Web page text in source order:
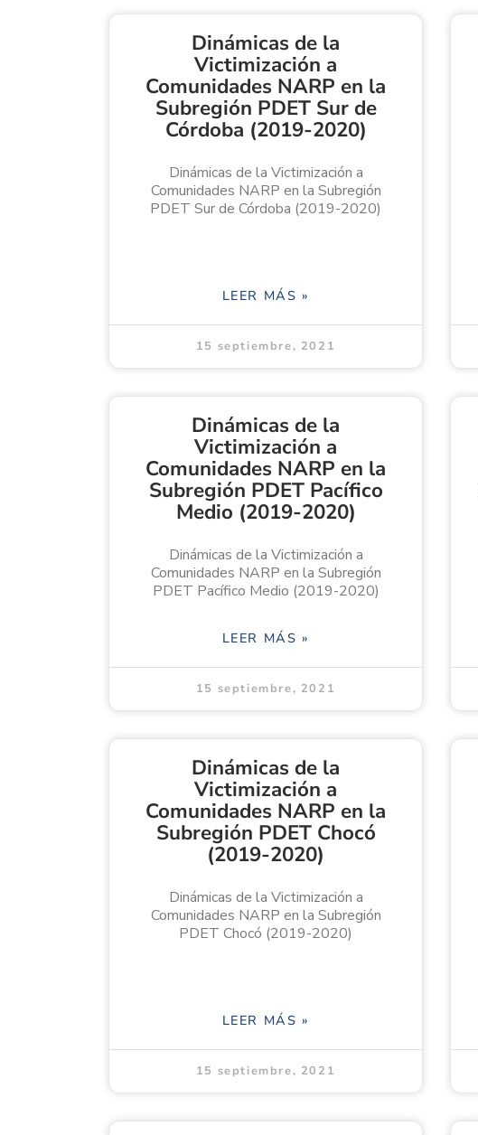
Dinámicas de la
Victimización a
Comunidades NARP en la
Subregión PDET Sur de
Córdoba (2019-2020)
Dinámicas de la Victimización a
Comunidades NARP en la Subregión
PDET Sur de Córdoba (2019-2020)
LEER MÁS »
15 septiembre, 2021
Dinámicas de la
Victimización a
Comunidades NARP en la
Subregión PDET Pacífico
Medio (2019-2020)
Dinámicas de la Victimización a
Comunidades NARP en la Subregión
PDET Pacífico Medio (2019-2020)
LEER MÁS »
15 septiembre, 2021
Dinámicas de la
Victimización a
Comunidades NARP en la
Subregión PDET Chocó
(2019-2020)
Dinámicas de la Victimización a
Comunidades NARP en la Subregión
PDET Chocó (2019-2020)
LEER MÁS »
15 septiembre, 2021